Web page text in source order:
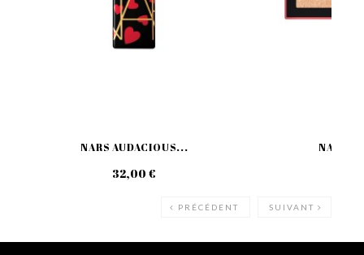
NARS AUDACIOUS...
32,00 €
NARS
PRÉCÉDENT SUIVANT